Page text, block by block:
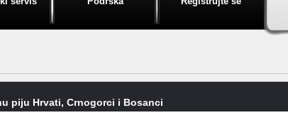
piju Hrvati, Crnogorci i Bosanci